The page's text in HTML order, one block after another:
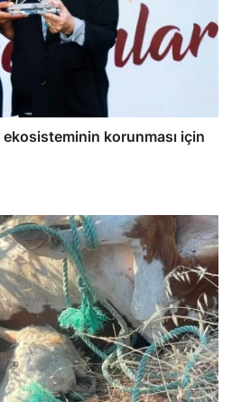
ekosisteminin korunması için